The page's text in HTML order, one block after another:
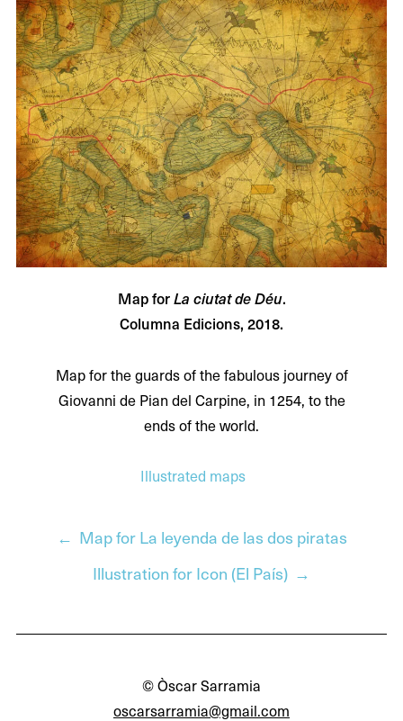
Map forLa ciutat de Déu.
Columna Edicions, 2018.
Map for the guards of the fabulous journey of
Giovanni de Pian del Carpine, in 1254, to the
ends of the world.
Illustrated maps
navigation
Previous
Map for La leyenda de las dos piratas
Next
Illustration for Icon (El País)
© Òscar Sarramia
oscarsarramia@gmail.com